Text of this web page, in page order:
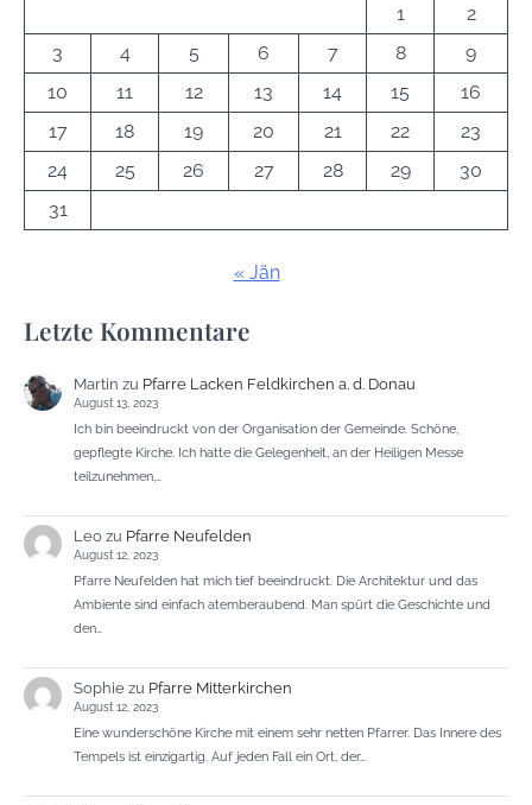
1
2
3
4 5 6 7 8
9
10
11 12 13 14 15
16
17
18 19 20 21 22
23
24
25 26 27 28 29
30
31
« Jän
Letzte Kommentare
Martin zu Pfarre Lacken Feldkirchen a. d. Donau
August 13, 2023
Ich bin beeindruckt von der Organisation der Gemeinde. Schöne,
gepflegte Kirche. Ich hatte die Gelegenheit, an der Heiligen Messe
teilzunehmen,…
Leozu Pfarre Neufelden
August 12, 2023
Pfarre Neufelden hat mich tief beeindruckt. Die Architektur und das
Ambiente sind einfach atemberaubend. Man spürt die Geschichte und
den…
Sophiezu Pfarre Mitterkirchen
August 12, 2023
Eine wunderschöne Kirche mit einem sehr netten Pfarrer. Das Innere des
Tempels ist einzigartig. Auf jeden Fall ein Ort, der…